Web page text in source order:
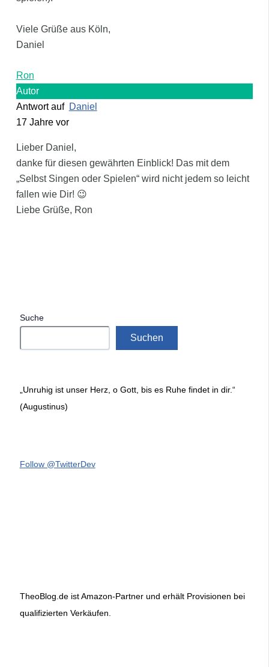
Viele Grüße aus Köln,
Daniel
Ron
Autor
Antwort auf Daniel
17 Jahre vor
Lieber Daniel,
danke für diesen gewährten Einblick! Das mit dem
„Selbst Singen oder Spielen“ wird nicht jedem so leicht
fallen wie Dir! 😉
Liebe Grüße, Ron
Suche
Suchen
„Unruhig ist unser Herz, o Gott, bis es Ruhe findet in dir.“
(Augustinus)
Follow @TwitterDev
TheoBlog.de ist Amazon-Partner und erhält Provisionen bei
qualifizierten Verkäufen.